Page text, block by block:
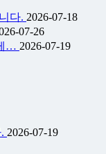
다. 2026-07-18
07-26
… 2026-07-19
2026-07-19